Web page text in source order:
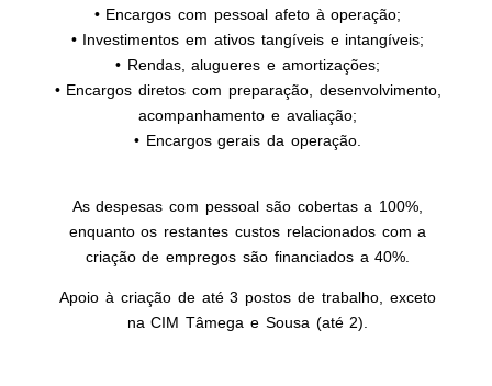
• Encargos com pessoal afeto à operação;
• Investimentos em ativos tangíveis e intangíveis;
• Rendas, alugueres e amortizações;
• Encargos diretos com preparação, desenvolvimento,
acompanhamento e avaliação;
• Encargos gerais da operação.
As despesas com pessoal são cobertas a 100%,
enquanto os restantes custos relacionados com a
criação de empregos são financiados a 40%.
Apoio à criação de até 3 postos de trabalho, exceto
na CIM Tâmega e Sousa (até 2).